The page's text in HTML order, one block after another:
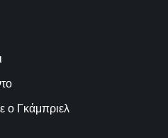
ο Γκάμπριελ